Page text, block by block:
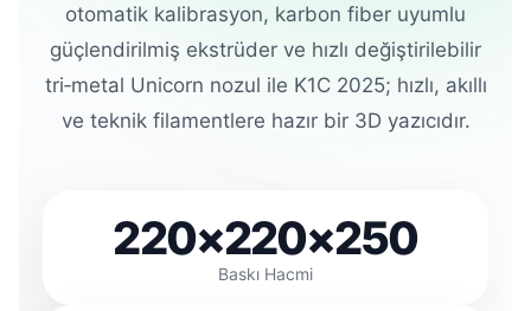
otomatik kalibrasyon, karbon fiber uyumlu
güçlendirilmiş ekstrüder ve hızlı değiştirilebilir
tri‑metal Unicorn nozul ile K1C 2025; hızlı, akıllı
ve teknik filamentlere hazır bir 3D yazıcıdır.
220×220×250
Baskı Hacmi